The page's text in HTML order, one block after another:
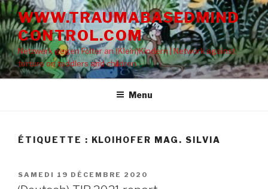
Aller
au
contenu
principal
WWW.TRAUMABASEDMIND
CONTROL.COM
Netzwerk gegen Folter an (Klein)Kindern | Network against
torture on toddlers and children
Menu
ÉTIQUETTE : KLOIHOFER MAG. SILVIA
PUBLIÉ
LE
SAMEDI 19 DÉCEMBRE 2020